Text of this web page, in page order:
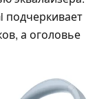
подчеркивает
а оголовье